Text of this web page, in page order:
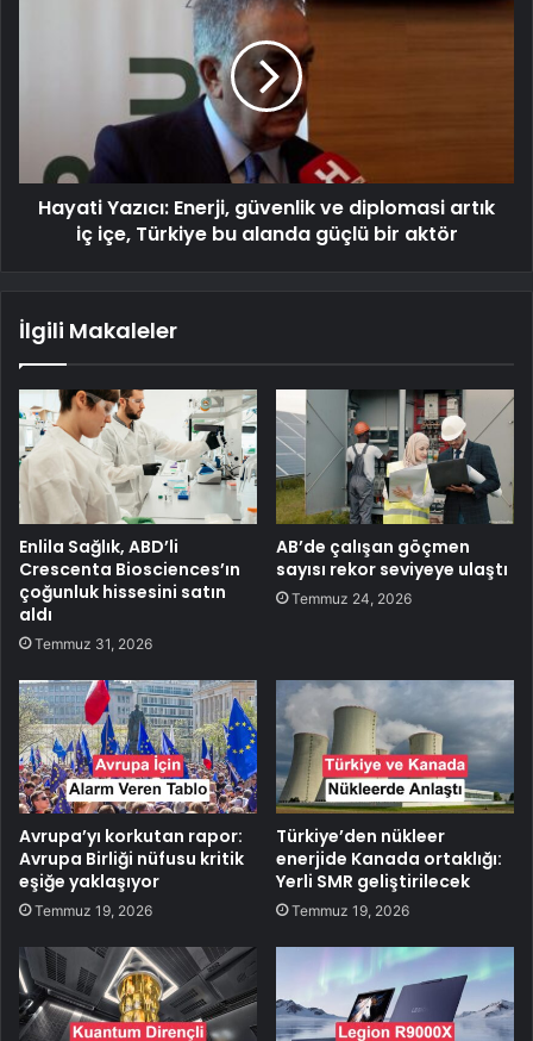
Hayati Yazıcı: Enerji, güvenlik ve diplomasi artık
iç içe, Türkiye bu alanda güçlü bir aktör
İlgili Makaleler
Enlila Sağlık, ABD’li
Crescenta Biosciences’ın
çoğunluk hissesini satın
aldı
Temmuz 31, 2026
AB’de çalışan göçmen
sayısı rekor seviyeye ulaştı
Temmuz 24, 2026
Avrupa’yı korkutan rapor:
Avrupa Birliği nüfusu kritik
eşiğe yaklaşıyor
Temmuz 19, 2026
Türkiye’den nükleer
enerjide Kanada ortaklığı:
Yerli SMR geliştirilecek
Temmuz 19, 2026